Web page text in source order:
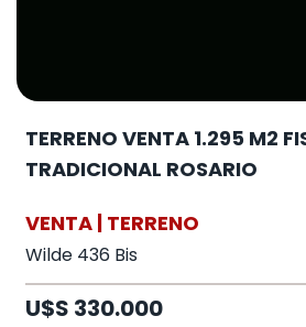
TERRENO VENTA 1.295 M2
TRADICIONAL ROSARIO
VENTA | TERRENO
Wilde 436 Bis
U$S 330.000